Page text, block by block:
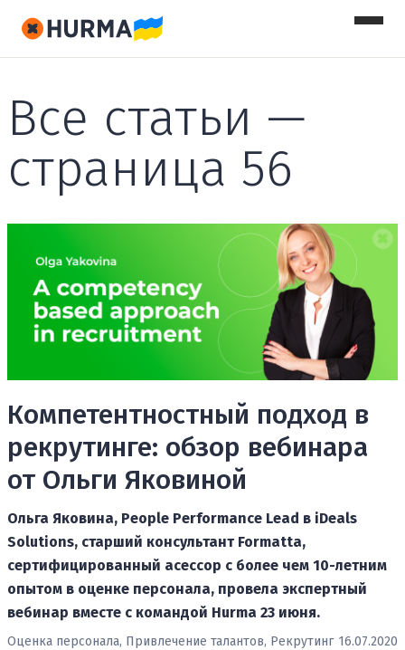
Все статьи —
страница 56
Компетентностный подход в
рекрутинге: обзор вебинара
от Ольги Яковиной
Ольга Яковина, People Performance Lead в iDeals
Solutions, старший консультант Formatta,
сертифицированный асессор с более чем 10-летним
опытом в оценке персонала, провела экспертный
вебинар вместе с командой Hurma 23 июня.
Оценка персонала, Привлечение талантов, Рекрутинг 16.07.2020